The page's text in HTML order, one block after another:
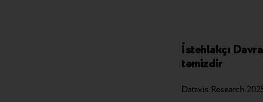
İstehlakçı
təmizdir
Dataxis Research